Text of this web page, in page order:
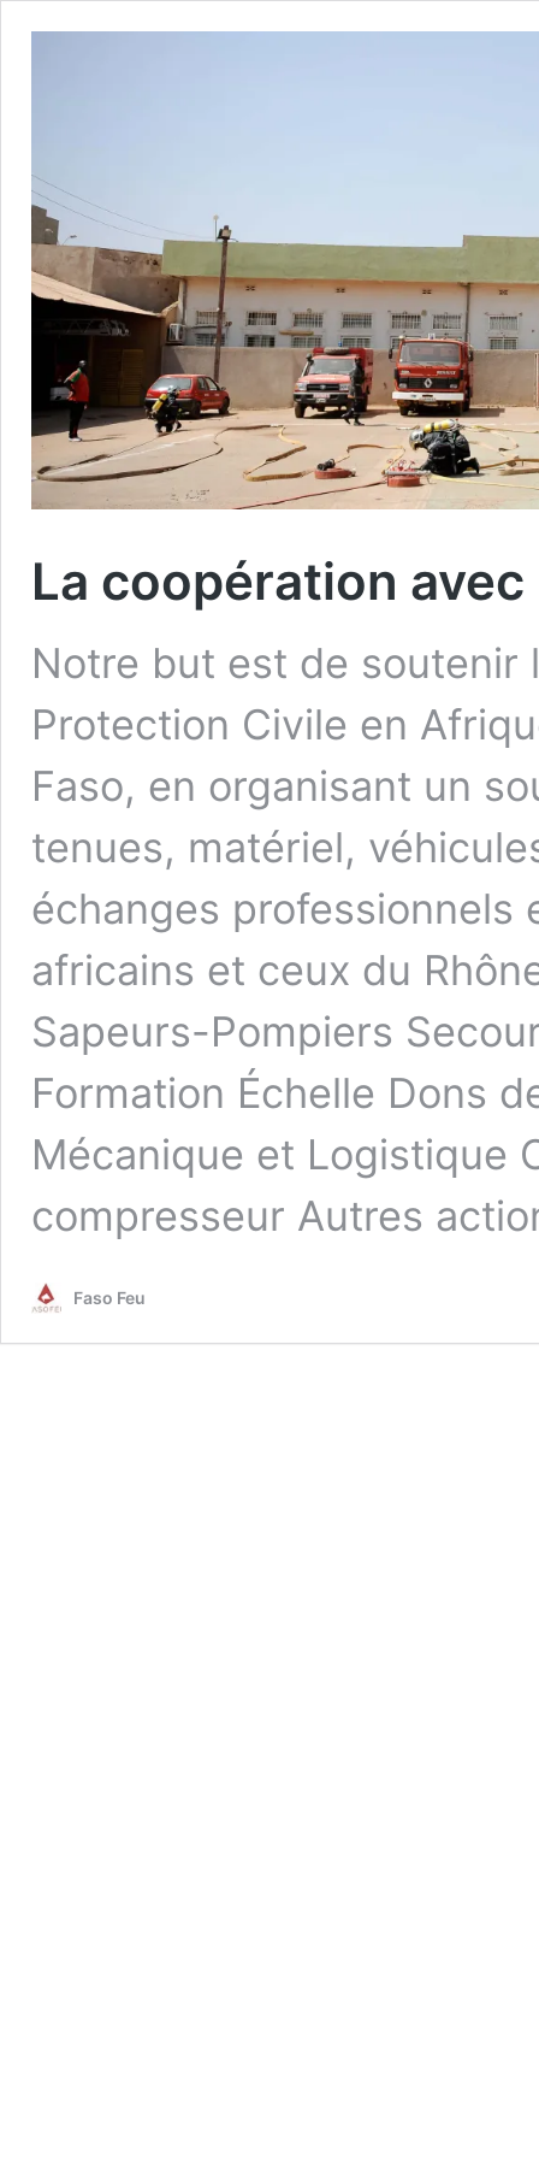
La coopération avec
Notre but est de soutenir
Protection Civile en
Faso, en organisant un
tenues, matériel,
échanges professionnels
africains et ceux du
Sapeurs-Pompiers
Formation Échelle Dons
Mécanique et Logistique
compresseur Autres
Faso Feu